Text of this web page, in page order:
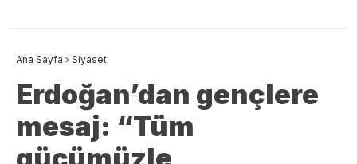
Ana Sayfa › Siyaset
Erdoğan’dan gençlere
mesaj: “Tüm